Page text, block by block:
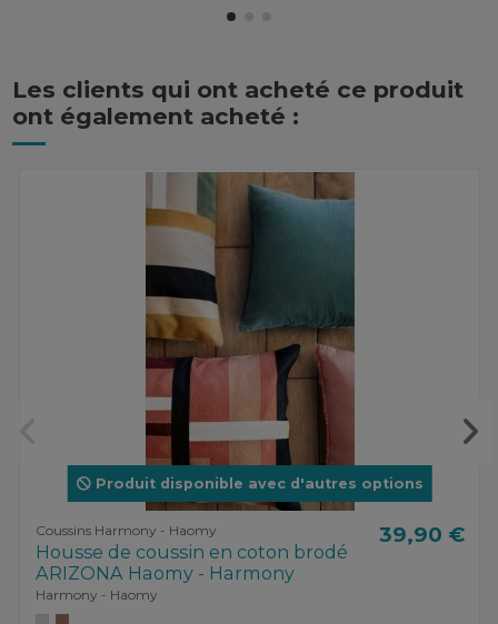
Les clients qui ont acheté ce produit
ont également acheté :
Produit disponible avec d'autres options
Coussins Harmony - Haomy
Housse de coussin en coton brodé
ARIZONA Haomy - Harmony
Harmony - Haomy
39,90 €